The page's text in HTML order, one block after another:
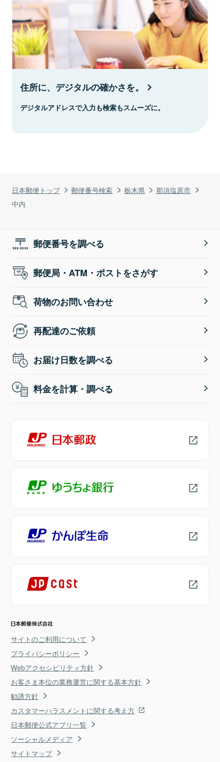
日本郵便トップ 郵便番号検索 栃木県
那須塩原市
中内
住所に、デジタルの確かさを。
デジタルアドレスで入力も検索もスムーズに。
郵便番号を調べる
郵便局・ATM・ポストをさがす
荷物のお問い合わせ
再配達のご依頼
お届け日数を調べる
料金を計算・調べる
サイトのご利用について
プライバシーポリシー
Webアクセシビリティ方針
お客さま本位の業務運営に関する基本方針
勧誘方針
カスタマーハラスメントに関する考え方
日本郵便公式アプリ一覧
ソーシャルメディア
サイトマップ